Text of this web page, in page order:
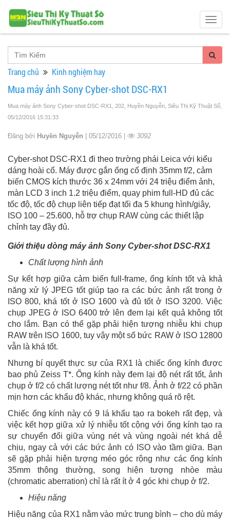
Trang chủ Kinh nghiệm hay
Mua máy ảnh Sony Cyber-shot DSC-RX1
Mua máy ảnh Sony Cyber-shot DSC-RX1, 202, Huyền Nguyễn, Siêu Thị Kỹ Thuật Số
05/12/2016 15:31:33
Đăng bởi Huyền Nguyễn | 05/12/2016 | 3092
Cyber-shot DSC-RX1 đi theo trường phái Leica với kiểu
dáng hoài cổ. Máy được gắn ống cố định 35mm f/2, cảm
biến CMOS kích thước 36 x 24mm với 24 triệu điểm ảnh,
màn LCD 3 inch 1.2 triệu điểm, quay phim full-HD đủ các
tốc độ, tốc độ chụp liên tiếp đạt tối đa 5 khung hình/giây,
ISO 100 – 25.600, hỗ trợ chụp RAW cùng các thiết lập
chỉnh tay đầy đủ.
Giới thiệu dòng máy ảnh Sony Cyber-shot DSC-RX1
Chất lượng hình ảnh
Sự kết hợp giữa cảm biến full-frame, ống kính tốt và khả
năng xử lý JPEG tốt giúp tạo ra các bức ảnh rất trong ở
ISO 800, khá tốt ở ISO 1600 và đủ tốt ở ISO 3200. Việc
chụp JPEG ở ISO 6400 trở lên đem lại kết quả không tốt
cho lắm. Bạn có thể gặp phải hiện tượng nhiễu khi chụp
RAW trên ISO 1600, tuy vậy một số bức RAW ở ISO 12800
vẫn là khá tốt.
Nhưng bí quyết thực sự của RX1 là chiếc ống kính được
bao phủ Zeiss T*. Ống kính này đem lại độ nét rất tốt, ảnh
chụp ở f/2 có chất lượng nét tốt như f/8. Ảnh ở f/22 có phần
mịn hơn các khẩu độ khác, nhưng không quá rõ rệt.
Chiếc ống kính này có 9 lá khẩu tạo ra bokeh rất đẹp, và
việc kết hợp giữa xử lý nhiễu tốt cộng với ống kính tạo ra
sự chuyển đổi giữa vùng nét và vùng ngoài nét khá dễ
chịu, ngay cả với các bức ảnh có ISO vào tầm giữa. Bạn
sẽ gặp phải hiện tượng méo góc rộng như các ống kính
35mm thông thường, song hiện tượng nhòe màu
(chromatic aberration) chỉ là rất ít ở 4 góc khi chụp ở f/2.
Hiệu năng
Hiệu năng của RX1 nằm vào mức trung bình – cho dù máy